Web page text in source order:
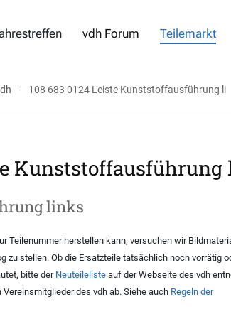
vdh Forum Teilemarkt
108 683 0124 Leiste Kunststoffausführung li
Kunststoffausführung
links
Teilenummer herstellen kann, versuchen wir
zu stellen. Ob die Ersatzteile tatsächlich noch vorrätig
bitte der Neuteileliste auf der Webseite des vdh
des vdh ab. Siehe auch Regeln der